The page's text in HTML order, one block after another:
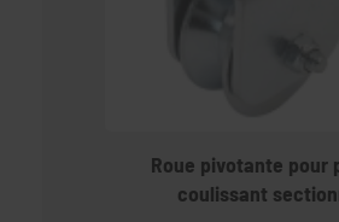
Roue pivotante pour
coulissant